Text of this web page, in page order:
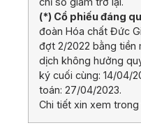
(*) Cổ phiếu đáng
đoàn Hóa chất Đức
đợt 2/2022 bằng tiền
dịch không hưởng
ký cuối cùng: 14/04/
toán: 27/04/2023.
Chi tiết xin xem